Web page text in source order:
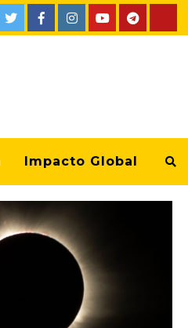
Impacto Global